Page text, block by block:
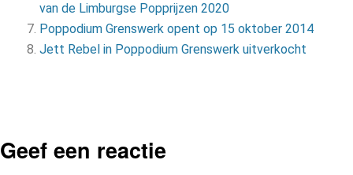
van de Limburgse Popprijzen 2020
Poppodium Grenswerk opent op 15 oktober 2014
Jett Rebel in Poppodium Grenswerk uitverkocht
Geef een reactie